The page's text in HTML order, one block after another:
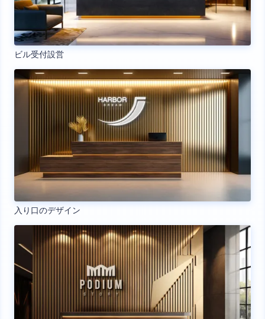
ビル受付設営
入り口のデザイン